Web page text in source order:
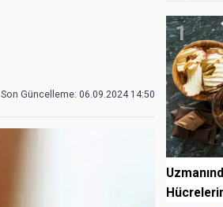
Son Güncelleme: 06.09.2024 14:50
1